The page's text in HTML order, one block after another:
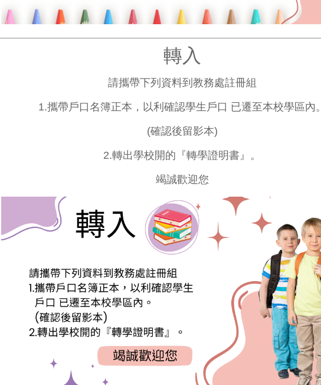
轉入
請攜帶下列資料到教務處註冊組
1.攜帶戶口名簿正本，以利確認學生 戶口 已遷至本校學區內。
(確認後留影本)
2.轉出學校開的『轉學證明書』。
竭誠歡迎您